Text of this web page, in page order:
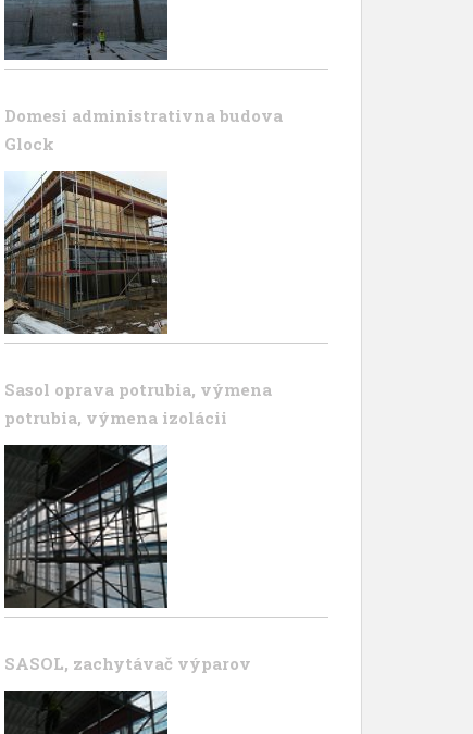
Domesi administrativna budova
Glock
Sasol oprava potrubia, výmena
potrubia, výmena izolácii
SASOL, zachytávač výparov